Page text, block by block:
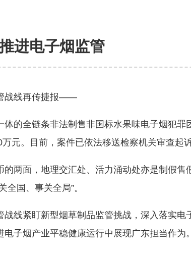
进电子烟监管
战线再传捷报——
的全链条非法制售非国标水果味电子烟犯罪
元。目前，案件已依法移送检察机关审查起诉
两面，地理交汇处、活力涌动处亦是制假售
国、事关全局”。
线紧盯新型烟草制品监管挑战，深入落实电
子烟产业平稳健康运行中展现广东担当作为。